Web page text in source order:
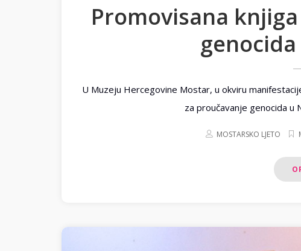
Promovisana
U Muzeju Hercegovine Mostar, u okviru
za proučavanje genocida u
MOSTARSKO LJETO